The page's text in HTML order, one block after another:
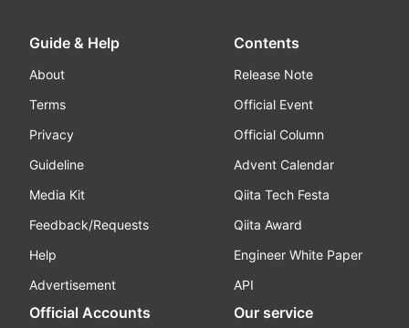
Guide & Help
About
Terms
Privacy
Guideline
Media Kit
Feedback/Requests
Help
Advertisement
Contents
Release Note
Official Event
Official Column
Advent Calendar
Qiita Tech Festa
Qiita Award
Engineer White Paper
API
Official Accounts Our service